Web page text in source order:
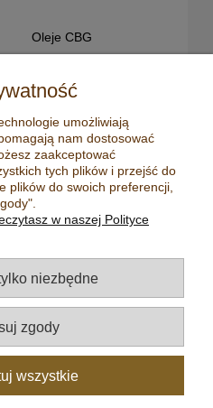
Oleje CBG
Susz konopny
CBD dla zwierząt
Młynki/ Grindery
Zapalniczki
Maści konopne
Mydła konopne
Aromatyzery
Olejki eteryczne
Herbaty
umożliwiają
nam dostosować
zaakceptować
tych plików i przejść do
plików do swoich preferencji,
w naszej Polityce
niezbędne
zgody
wszystkie